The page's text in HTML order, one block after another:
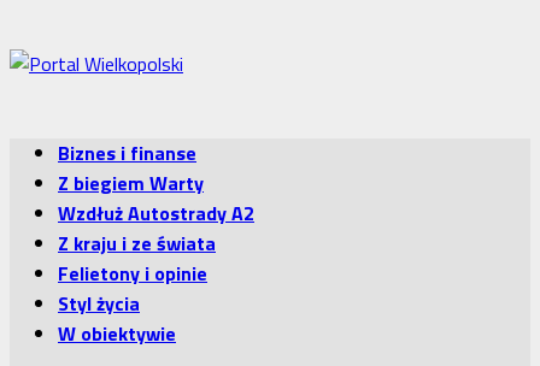
do
treści
Menu
główne
Biznes i finanse
Z biegiem Warty
Wzdłuż Autostrady A2
Z kraju i ze świata
Felietony i opinie
Styl życia
W obiektywie